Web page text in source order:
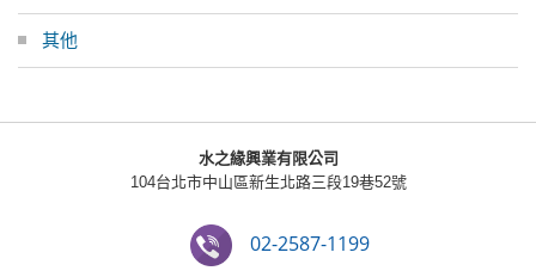
其他
水之緣興業有限公司
104台北市中山區新生北路三段19巷52號
02-2587-1199